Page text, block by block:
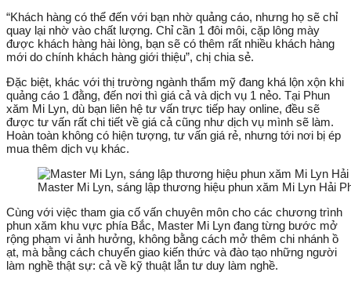
“Khách hàng có thể đến với bạn nhờ quảng cáo, nhưng họ sẽ chỉ
quay lại nhờ vào chất lượng. Chỉ cần 1 đôi môi, cặp lông mày
được khách hàng hài lòng, bạn sẽ có thêm rất nhiều khách hàng
mới do chính khách hàng giới thiệu”, chị chia sẻ.
Đặc biệt, khác với thị trường ngành thẩm mỹ đang khá lộn xộn khi
quảng cáo 1 đằng, đến nơi thì giá cả và dịch vụ 1 nẻo. Tại Phun
xăm Mi Lyn, dù bạn liên hệ tư vấn trực tiếp hay online, đều sẽ
được tư vấn rất chi tiết về giá cả cũng như dịch vụ mình sẽ làm.
Hoàn toàn không có hiện tượng, tư vấn giá rẻ, nhưng tới nơi bị ép
mua thêm dịch vụ khác.
Master Mi Lyn, sáng lập thương hiệu phun xăm Mi Lyn Hải
Cùng với việc tham gia cố vấn chuyên môn cho các chương trình
phun xăm khu vực phía Bắc, Master Mi Lyn đang từng bước mở
rộng phạm vi ảnh hưởng, không bằng cách mở thêm chi nhánh ồ
ạt, mà bằng cách chuyển giao kiến thức và đào tạo những người
làm nghề thật sự: cả về kỹ thuật lẫn tư duy làm nghề.